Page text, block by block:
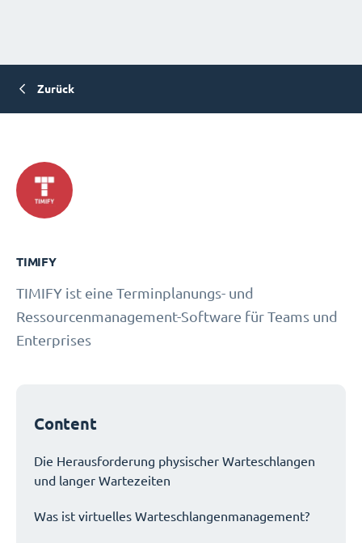
Zurück
TIMIFY
TIMIFY ist eine Terminplanungs- und
Ressourcenmanagement-Software für Teams und
Enterprises
Content
Die Herausforderung physischer Warteschlangen
und langer Wartezeiten
Was ist virtuelles Warteschlangenmanagement?